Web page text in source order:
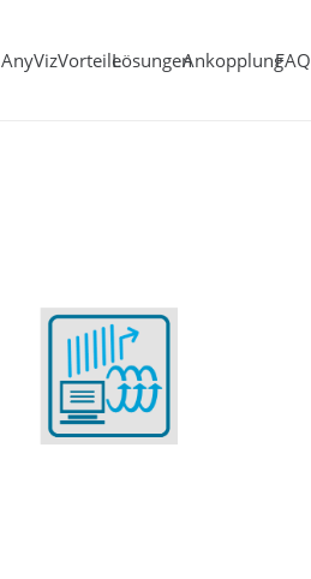
AnyVizVorteileLösungenAnkopplungFAQ